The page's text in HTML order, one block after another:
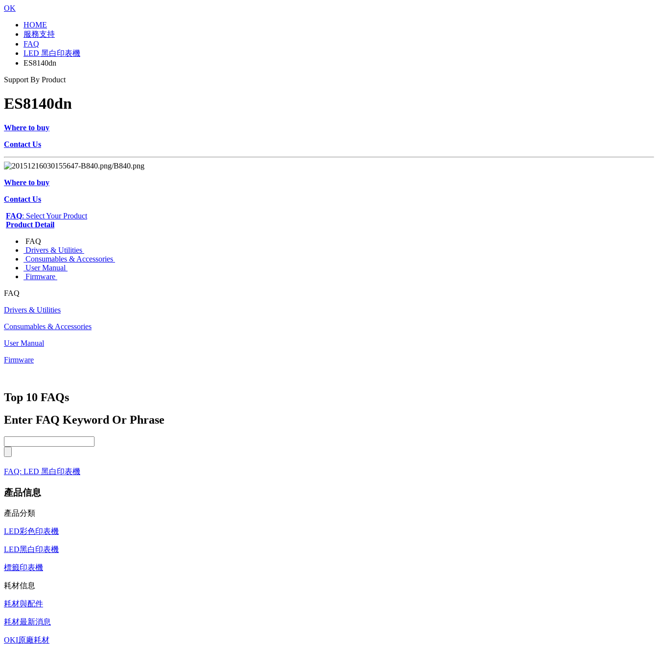
OK
HOME
服務支持
FAQ
LED 黑白印表機
ES8140dn
Support By Product
ES8140dn
Where to buy
Contact Us
Where to buy
Contact Us
FAQ: Select Your Product
Product Detail
FAQ
Drivers & Utilities
Consumables & Accessories
User Manual
Firmware
FAQ
Drivers & Utilities
Consumables & Accessories
User Manual
Firmware
Top 10 FAQs
Enter FAQ Keyword Or Phrase
FAQ: LED 黑白印表機
產品信息
產品分類
LED彩色印表機
LED黑白印表機
標籤印表機
耗材信息
耗材與配件
耗材最新消息
OKI原廠耗材